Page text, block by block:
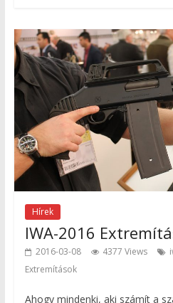
Hírek
IWA-2016
2016-03-08 4377 Views
Extremítások
Ahogy mindenki, aki számít a